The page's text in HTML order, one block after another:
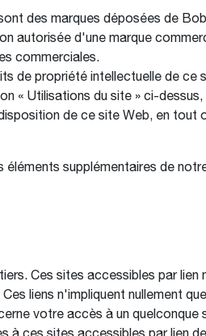
des marques déposées de
autorisée d'une marque
commerciales.
de propriété intellectuelle de ce
« Utilisations du site » ci-
de ce site Web, en tout
supplémentaires de
Ces sites accessibles par
liens n'impliquent nullement
votre accès à un